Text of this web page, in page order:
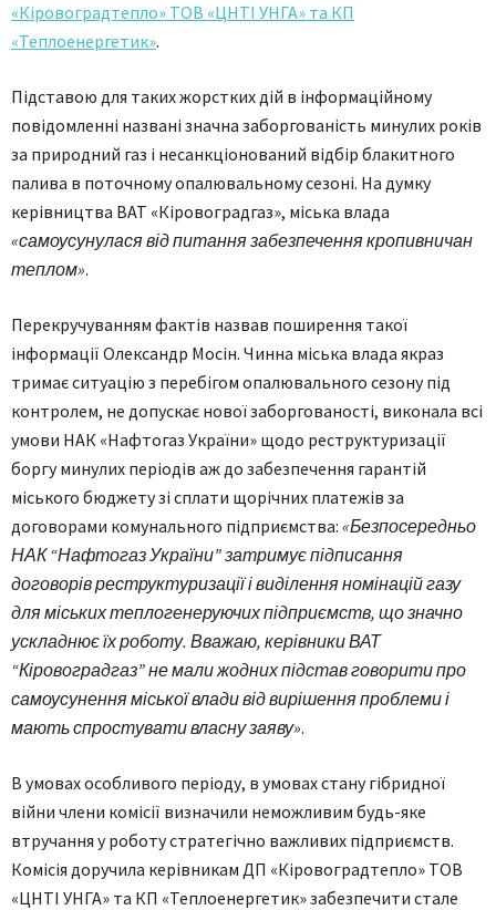
«Кіровоградтепло» ТОВ «ЦНТІ УНГА» та КП
«Теплоенергетик».
Підставою для таких жорстких дій в інформаційному
повідомленні названі значна заборгованість минулих років
за природний газ і несанкціонований відбір блакитного
палива в поточному опалювальному сезоні. На думку
керівництва ВАТ «Кіровоградгаз», міська влада
«самоусунулася від питання забезпечення кропивничан
теплом».
Перекручуванням фактів назвав поширення такої
інформації Олександр Мосін. Чинна міська влада якраз
тримає ситуацію з перебігом опалювального сезону під
контролем, не допускає нової заборгованості, виконала всі
умови НАК «Нафтогаз України» щодо реструктуризації
боргу минулих періодів аж до забезпечення гарантій
міського бюджету зі сплати щорічних платежів за
договорами комунального підприємства: «Безпосередньо
НАК “Нафтогаз України” затримує підписання
договорів реструктуризації і виділення номінацій газу
для міських теплогенеруючих підприємств, що значно
ускладнює їх роботу. Вважаю, керівники ВАТ
“Кіровоградгаз” не мали жодних підстав говорити про
самоусунення міської влади від вирішення проблеми і
мають спростувати власну заяву».
В умовах особливого періоду, в умовах стану гібридної
війни члени комісії визначили неможливим будь-яке
втручання у роботу стратегічно важливих підприємств.
Комісія доручила керівникам ДП «Кіровоградтепло» ТОВ
«ЦНТІ УНГА» та КП «Теплоенергетик» забезпечити стале